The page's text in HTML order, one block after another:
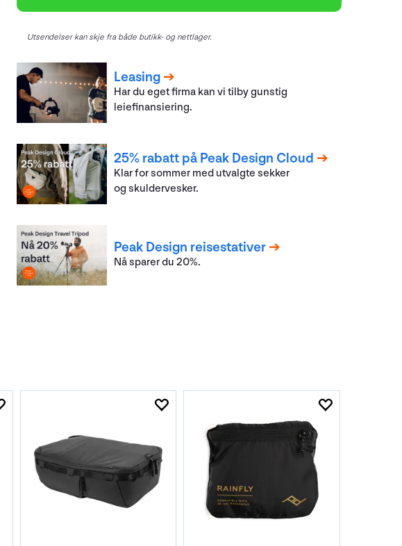
Utsendelser kan skje fra både butikk- og nettlager.
Leasing
Har du eget firma kan vi tilby gunstig
leiefinansiering.
25% rabatt på Peak Design Cloud
Klar for sommer med utvalgte sekker
og skuldervesker.
Peak Design reisestativer
Nå sparer du 20%.